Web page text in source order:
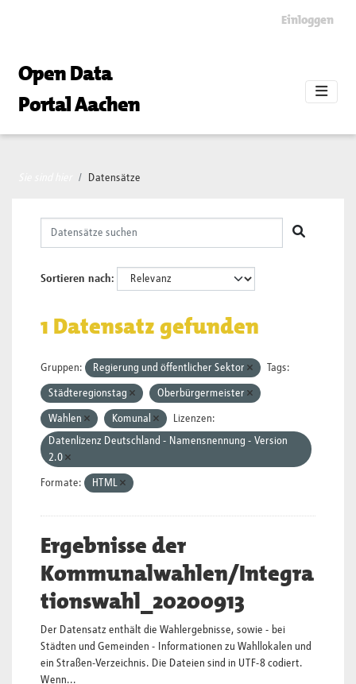
Einloggen
Open Data
Portal Aachen
Datensätze
Sortieren nach
1 Datensatz gefunden
Gruppen: Regierung und öffentlicher Sektor Tags:
Städteregionstag Oberbürgermeister
Wahlen Komunal
Lizenzen:
Datenlizenz Deutschland - Namensnennung - Version
2.0
Formate: HTML
Ergebnisse der
Kommunalwahlen/Integra
tionswahl_20200913
Der Datensatz enthält die Wahlergebnisse, sowie - bei
Städten und Gemeinden - Informationen zu Wahllokalen und
ein Straßen-Verzeichnis. Die Dateien sind in UTF-8 codiert.
Wenn...